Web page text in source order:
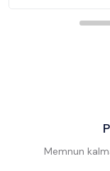
Memnun